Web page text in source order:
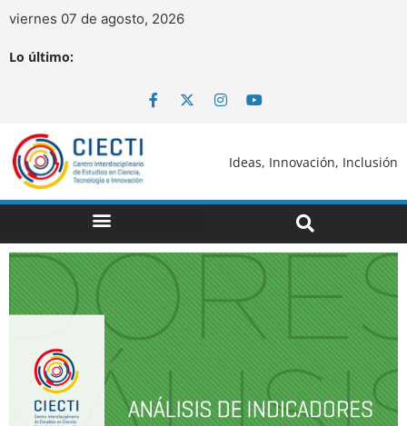
viernes 07 de agosto, 2026
Lo último:
Ideas, Innovación, Inclusión